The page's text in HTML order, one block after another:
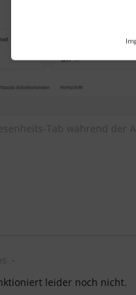
Tab während der
leider noch nicht.